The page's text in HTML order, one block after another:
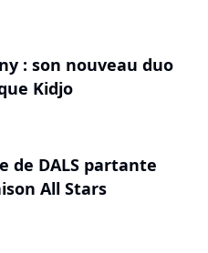
: son nouveau duo
Kidjo
de DALS partante
All Stars